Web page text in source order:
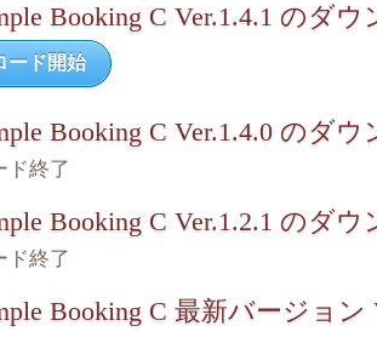
Booking C Ver.1.4.1 のダ
ード開始
Booking C Ver.1.4.0 のダ
ド終了
Booking C Ver.1.2.1 のダ
ド終了
Booking C 最新バージョ